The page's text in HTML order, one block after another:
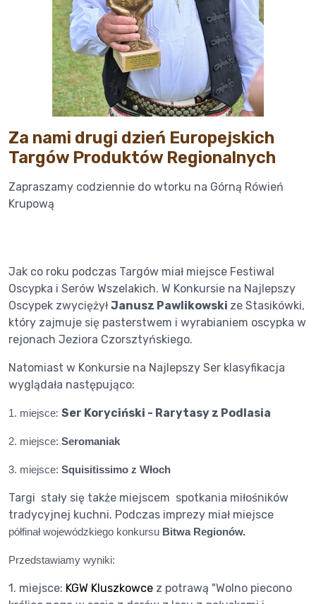
Za nami drugi dzień Europejskich
Targów Produktów Regionalnych
Zapraszamy codziennie do wtorku na Górną Rówień
Krupową
Jak co roku podczas Targów miał miejsce Festiwal
Oscypka i Serów Wszelakich. W Konkursie na Najlepszy
Oscypek zwyciężył Janusz Pawlikowski ze Stasikówki,
który zajmuje się pasterstwem i wyrabianiem oscypka w
rejonach Jeziora Czorsztyńskiego.
Natomiast w Konkursie na Najlepszy Ser klasyfikacja
wyglądała następująco:
1. miejsce: Ser Koryciński - Rarytasy z Podlasia
2. miejsce: Seromaniak
3. miejsce: Squisitissimo z Włoch
Targi stały się także miejscem spotkania miłośników
tradycyjnej kuchni. Podczas imprezy miał miejsce
półfinał wojewódzkiego konkursu Bitwa Regionów.
Przedstawiamy wyniki:
1. miejsce: KGW Kluszkowce z potrawą "Wolno piecono